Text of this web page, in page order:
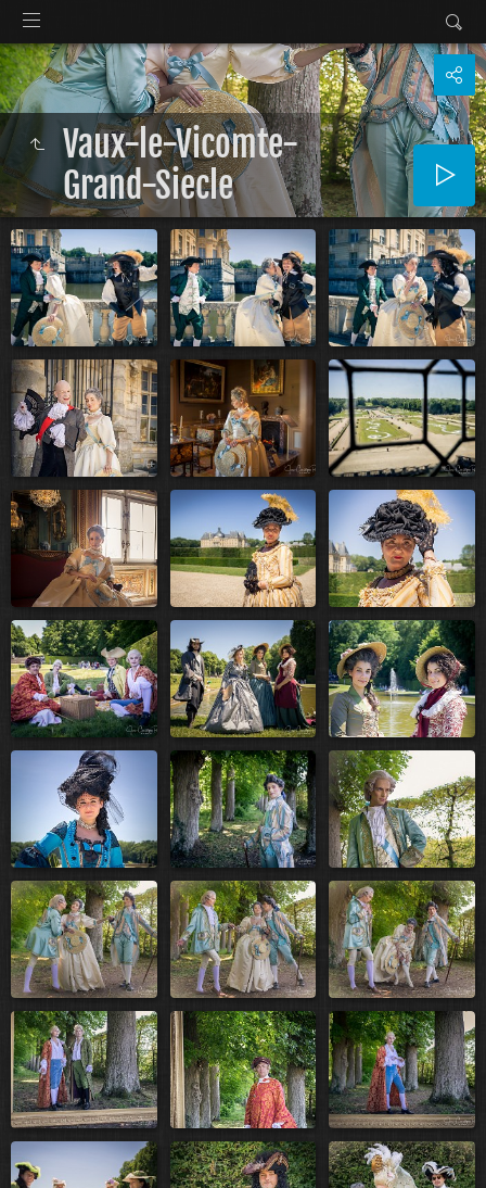
Vaux-le-Vicomte-
Grand-Siecle